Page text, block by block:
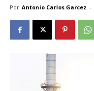
Por Antonio Carlos Garcez -